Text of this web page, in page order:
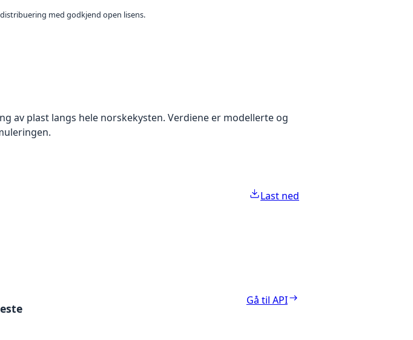
med godkjend open lisens.
av plast langs hele norskekysten. Verdiene er modellerte og
Last ned
Gå til API